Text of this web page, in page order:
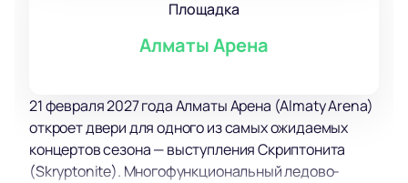
Площадка
Алматы Арена
21 февраля 2027 года Алматы Арена (Almaty Arena)
откроет двери для одного из самых ожидаемых
концертов сезона — выступления Скриптонита
(Skryptonite). Многофункциональный ледово-